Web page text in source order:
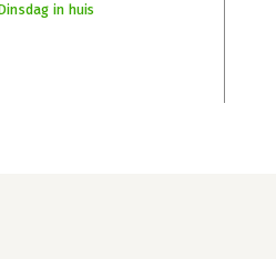
Dinsdag in huis